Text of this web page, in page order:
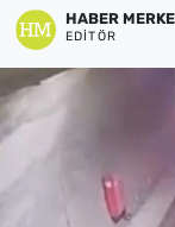
HABER
EDITÖR
Haber